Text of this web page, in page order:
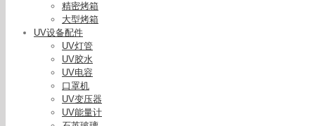
精密烤箱
大型烤箱
UV设备配件
UV灯管
UV胶水
UV电容
口罩机
UV变压器
UV能量计